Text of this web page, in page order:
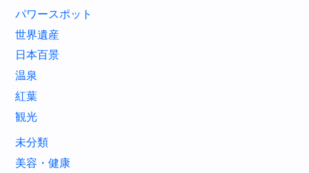
パワースポット
世界遺産
日本百景
温泉
紅葉
観光
未分類
美容・健康